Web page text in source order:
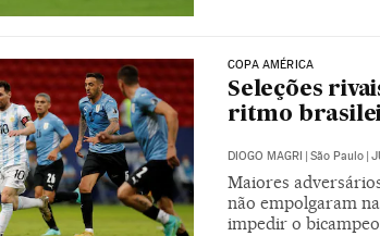
COPA AMÉRICA
Seleções
ritmo
DIOGO MAGRI São Paulo
Maiores
não empolgaram
impedir o